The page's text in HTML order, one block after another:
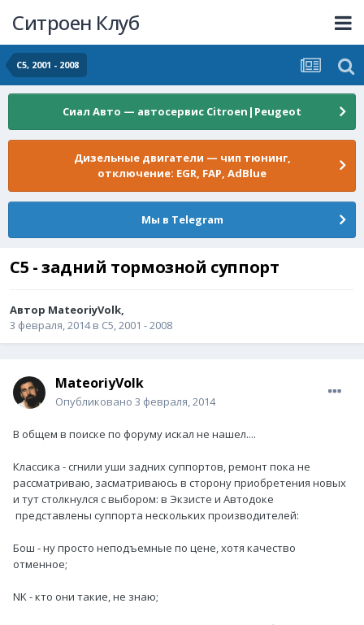
Ситроен Клуб
С5, 2001 - 2008
Сиал Авто — автосервис Citroen|Peugeot
Дизельные двигатели — чип тюнинг,
отключение: EGR, FAP, AdBlue
Мы в Telegram
С5 - задний тормозной суппорт
Автор MateoriyVolk,
3 февраля, 2014в С5, 2001 - 2008
MateoriyVolk
Опубликовано 3 февраля, 2014
В общем в поиске по форуму искал не нашел....
Классика - сгнили уши задних суппортов, ремонт пока не
рассматриваю, засматриваюсь в сторону приобретения новых
и тут столкнулся с выбором: в Экзисте и Автодоке
представлены суппорта нескольких производителей:
Бош - ну просто неподъемные по цене, хотя качество
отменное;
NK - кто они такие, не знаю;